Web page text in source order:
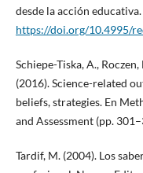
desde la acción
https://doi.org/10.4995/
Schiepe-Tiska, A.,
(2016). Science-related
beliefs, strategies. En
and Assessment (pp.
Tardif, M. (2004). Los